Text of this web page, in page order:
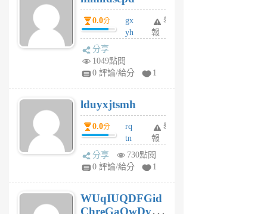
5
個
月
0.0分
gx
yh
jl
月
前
舉
報
分享
1049點閱
0 評論/給分
1
lduyxjtsmh
0.0分
rq
tn
jt
gl
個
月
舉
報
分享
730點閱
0 評論/給分
1
WUqIUQDFGid